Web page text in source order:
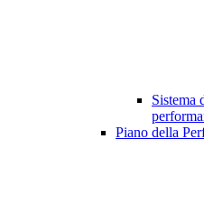
Sistema
Piano della